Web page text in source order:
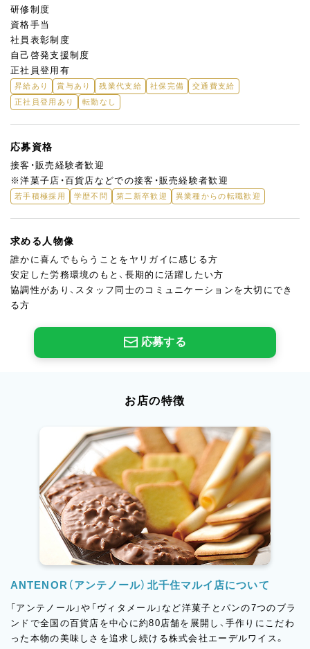
研修制度
資格手当
社員表彰制度
自己啓発支援制度
正社員登用有
昇給あり 賞与あり 残業代支給 社保完備
交通費支給
正社員登用あり
転勤なし
応募資格
接客・販売経験者歓迎
※洋菓子店・百貨店などでの接客・販売経験者歓迎
若手積極採用 学歴不問 第二新卒歓迎 異業種からの転職歓迎
求める人物像
誰かに喜んでもらうことをヤリガイに感じる方
安定した労務環境のもと、長期的に活躍したい方
協調性があり、スタッフ同士のコミュニケーションを大切にでき
る方
応募する
お店の特徴
ANTENOR（アンテノール）北千住マルイ店について
「アンテノール」や「ヴィタメール」など洋菓子とパンの7つのブラ
ンドで全国の百貨店を中心に約80店舗を展開し、手作りにこだわ
った本物の美味しさを追求し続ける株式会社エーデルワイス。